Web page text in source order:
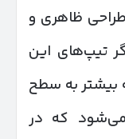
ظاهری و
تیپ‌های این
بیشتر به سطح
می‌شود که در